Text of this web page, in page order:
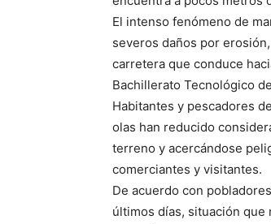
El intenso fenómeno de
severos daños por
carretera que conduce
Bachillerato Tecnológico
Habitantes y pescadores
olas han reducido
terreno y acercándose
comerciantes y visitantes.
De acuerdo con
últimos días, situación que